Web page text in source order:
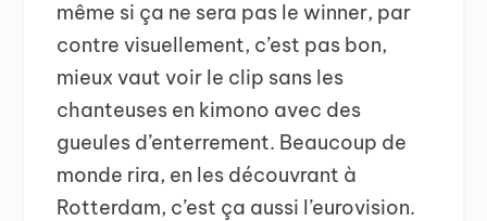
même si ça ne sera pas le winner, par
contre visuellement, c’est pas bon,
mieux vaut voir le clip sans les
chanteuses en kimono avec des
gueules d’enterrement. Beaucoup de
monde rira, en les découvrant à
Rotterdam, c’est ça aussi l’eurovision.